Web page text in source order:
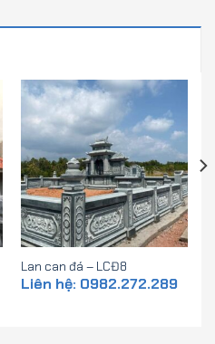
Lan can đá – LCĐ8
Liên hệ: 0982.272.289